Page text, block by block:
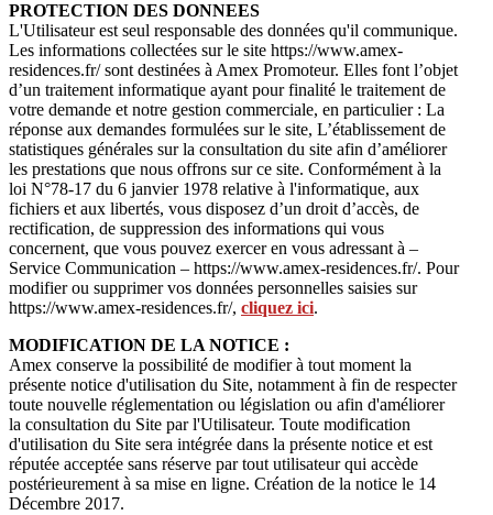
PROTECTION DES DONNEES
L'Utilisateur est seul responsable des données qu'il communique.
Les informations collectées sur le site https://www.amex-
residences.fr/ sont destinées à Amex Promoteur. Elles font l’objet
d’un traitement informatique ayant pour finalité le traitement de
votre demande et notre gestion commerciale, en particulier : La
réponse aux demandes formulées sur le site, L’établissement de
statistiques générales sur la consultation du site afin d’améliorer
les prestations que nous offrons sur ce site. Conformément à la
loi N°78-17 du 6 janvier 1978 relative à l'informatique, aux
fichiers et aux libertés, vous disposez d’un droit d’accès, de
rectification, de suppression des informations qui vous
concernent, que vous pouvez exercer en vous adressant à –
Service Communication – https://www.amex-residences.fr/. Pour
modifier ou supprimer vos données personnelles saisies sur
https://www.amex-residences.fr/, cliquez ici.
MODIFICATION DE LA NOTICE :
Amex conserve la possibilité de modifier à tout moment la
présente notice d'utilisation du Site, notamment à fin de respecter
toute nouvelle réglementation ou législation ou afin d'améliorer
la consultation du Site par l'Utilisateur. Toute modification
d'utilisation du Site sera intégrée dans la présente notice et est
réputée acceptée sans réserve par tout utilisateur qui accède
postérieurement à sa mise en ligne. Création de la notice le 14
Décembre 2017.